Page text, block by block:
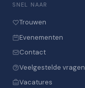
SNEL NAAR
Trouwen
Evenementen
Contact
Veelgestelde vragen
Vacatures